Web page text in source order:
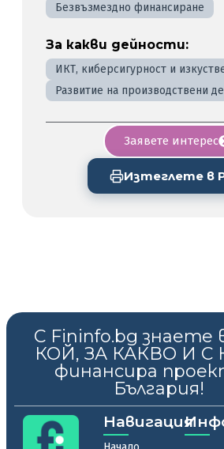
Безвъзмездно финансиране
За какви дейности:
ИКТ, киберсигурност и
Развитие на производствени
Заявете интерес
Изтеглете в
С Fininfo.bg знаете
КОЙ, ЗА КАКВО И С
финансира
България!
Навигация